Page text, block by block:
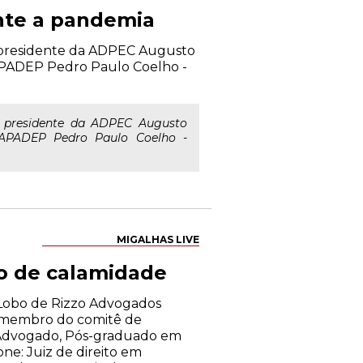
a pandemia
da ADPEC Augusto
Pedro Paulo Coelho -
da ADPEC Augusto
Pedro Paulo Coelho -
MIGALHAS LIVE
de calamidade
de Rizzo Advogados
do comitê de
Pós-graduado em
Juiz de direito em